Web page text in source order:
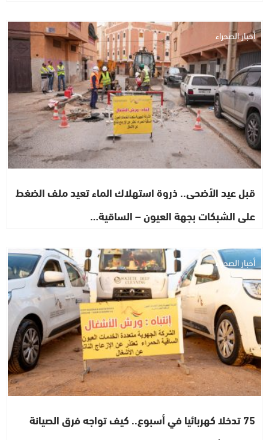
أخبار الصحراء
قبل عيد الأضحى.. ذروة استهلاك الماء تعيد ملف الضغط
على الشبكات بجهة العيون – الساقية…
أخبار الصحراء
75 تدخلا كهربائيا في أسبوع.. كيف تواجه فرق الصيانة